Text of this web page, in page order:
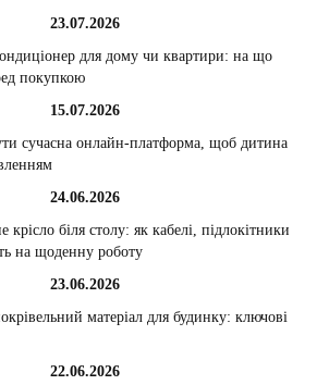
23.07.2026
для дому чи квартири: на що
покупкою
15.07.2026
сучасна онлайн-платформа, щоб дитина
24.06.2026
крісло біля столу: як кабелі, підлокітники
на щоденну роботу
23.06.2026
матеріал для будинку: ключові
22.06.2026